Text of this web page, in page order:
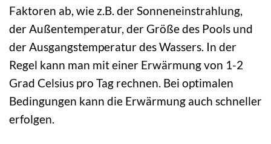
Faktoren ab, wie z.B. der Sonneneinstrahlung,
der Außentemperatur, der Größe des Pools und
der Ausgangstemperatur des Wassers. In der
Regel kann man mit einer Erwärmung von 1-2
Grad Celsius pro Tag rechnen. Bei optimalen
Bedingungen kann die Erwärmung auch schneller
erfolgen.